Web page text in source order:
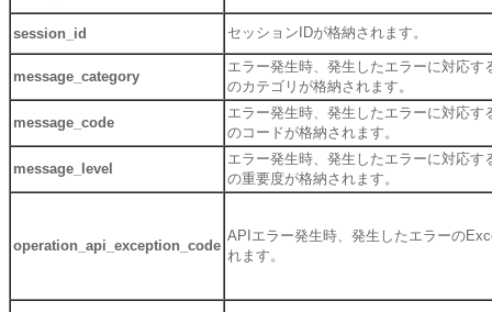
session_id セッションIDが格納されます。
message_category
エラー発生時、発生したエラーに対応す
のカテゴリが格納されます。
message_code
エラー発生時、発生したエラーに対応す
のコードが格納されます。
message_level
エラー発生時、発生したエラーに対応す
の重要度が格納されます。
operation_api_exception_code
APIエラー発生時、発生したエラーの
れます。